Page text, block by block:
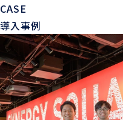
CASE
導入事例